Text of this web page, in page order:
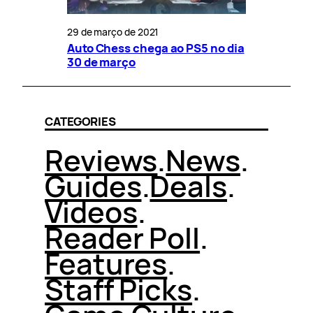
29 de março de 2021
Auto Chess chega ao PS5 no dia
30 de março
CATEGORIES
Reviews.News.
Guides.Deals.
Videos.
Reader Poll.
Features.
Staff Picks.